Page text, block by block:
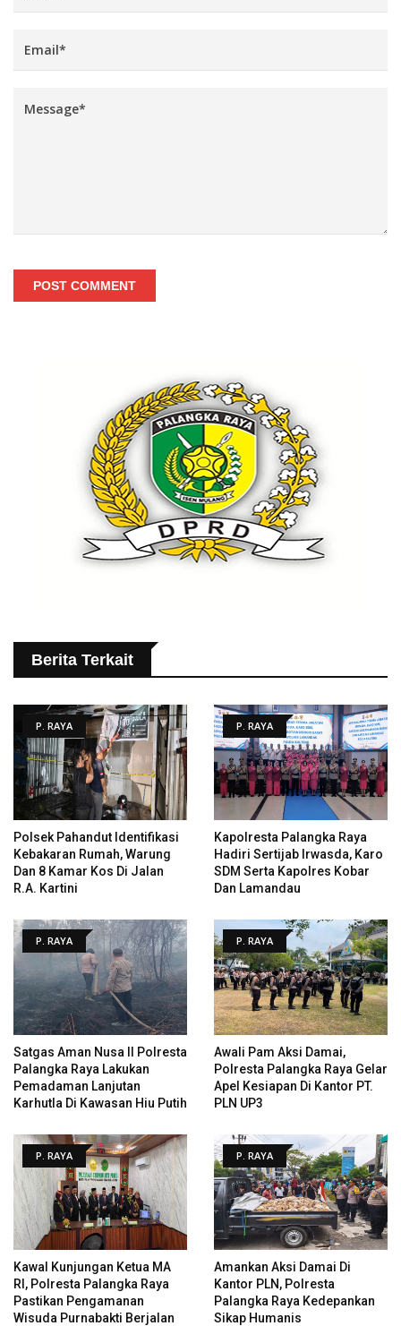
POST COMMENT
Berita Terkait
P. RAYA
Polsek Pahandut Identifikasi
Kebakaran Rumah, Warung
Dan 8 Kamar Kos Di Jalan
R.A. Kartini
P. RAYA
Kapolresta Palangka Raya
Hadiri Sertijab Irwasda, Karo
SDM Serta Kapolres Kobar
Dan Lamandau
P. RAYA
Satgas Aman Nusa II Polresta
Palangka Raya Lakukan
Pemadaman Lanjutan
Karhutla Di Kawasan Hiu Putih
P. RAYA
Awali Pam Aksi Damai,
Polresta Palangka Raya Gelar
Apel Kesiapan Di Kantor PT.
PLN UP3
P. RAYA
Kawal Kunjungan Ketua MA
RI, Polresta Palangka Raya
Pastikan Pengamanan
Wisuda Purnabakti Berjalan
P. RAYA
Amankan Aksi Damai Di
Kantor PLN, Polresta
Palangka Raya Kedepankan
Sikap Humanis